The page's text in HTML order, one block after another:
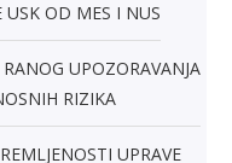
USK OD MES I NUS
UPOZORAVANJA
RIZIKA
UPRAVE